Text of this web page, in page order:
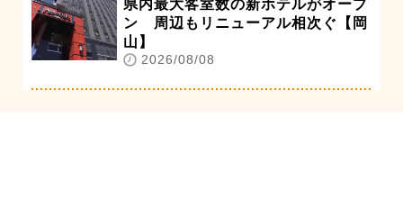
県内最大客室数の新ホテルがオープ
ン 周辺もリニューアル相次ぐ【岡
山】
2026/08/08